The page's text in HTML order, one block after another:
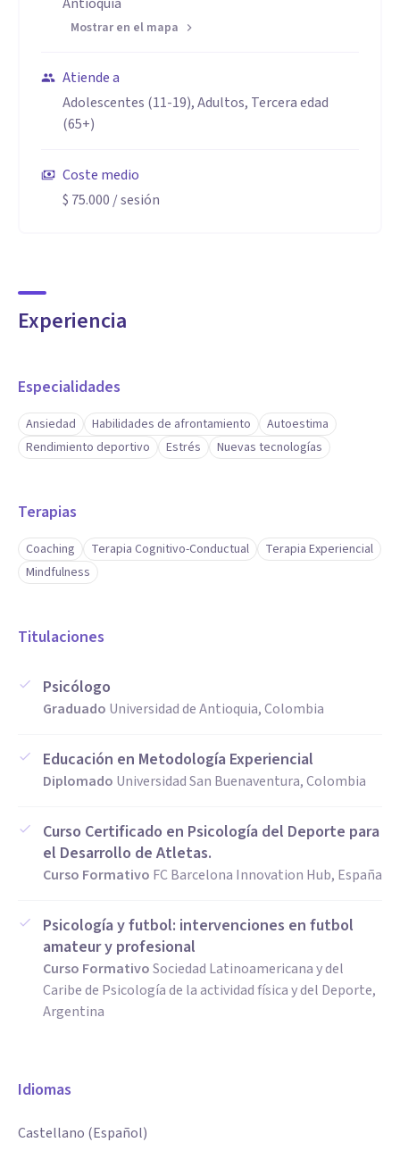
Mostrar en el mapa
Atiende a
Adolescentes (11-19), Adultos, Tercera edad
(65+)
Coste medio
$ 75.000 / sesión
Experiencia
Especialidades
Ansiedad Habilidades de afrontamiento
Autoestima
Rendimiento deportivo
Estrés Nuevas tecnologías
Terapias
Coaching Terapia Cognitivo-Conductual
Terapia Experiencial
Mindfulness
Titulaciones
Psicólogo
Graduado Universidad de Antioquia, Colombia
Educación en Metodología Experiencial
Diplomado Universidad San Buenaventura, Colombia
Curso Certificado en Psicología del Deporte para
el Desarrollo de Atletas.
Curso Formativo FC Barcelona Innovation Hub, España
Psicología y futbol: intervenciones en futbol
amateur y profesional
Curso FormativoSociedad Latinoamericana y del
Caribe de Psicología de la actividad física y del Deporte,
Argentina
Idiomas
Castellano (Español)